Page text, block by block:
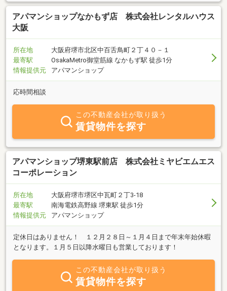
アパマンショップなかもず店 株式会社レンタルハウス
大阪
所在地
大阪府堺市北区中百舌鳥町２丁４０－１
最寄駅
OsakaMetro御堂筋線 なかもず駅 徒歩1分
情報提供元
アパマンショップ
応時間相談
この不動産会社が取り扱う
賃貸物件を探す
アパマンショップ堺東駅前店 株式会社ミヤビエムエス
コーポレーション
所在地
大阪府堺市堺区中瓦町２丁3-18
最寄駅
南海電鉄高野線 堺東駅 徒歩1分
情報提供元
アパマンショップ
定休日はありません！ １２月２８日～１月４日まで年末年始休暇
となります。１月５日以降水曜日も営業しております！
この不動産会社が取り扱う
賃貸物件を探す